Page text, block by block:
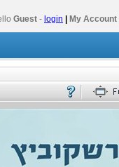
Guest - login My Account